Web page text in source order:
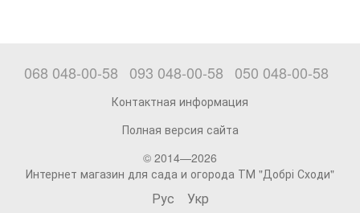
068 048-00-58 093 048-00-58 050 048-00-58
Контактная информация
Полная версия сайта
© 2014—2026
Интернет магазин для сада и огорода ТМ "Добрі Сходи"
Рус Укр